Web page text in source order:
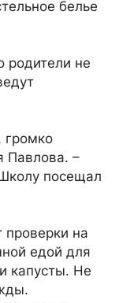
белье
родители не
громко
Павлова. –
посещал
на
едой для
капусты. Не